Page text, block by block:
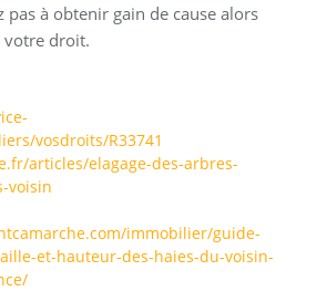
pas à obtenir gain de cause alors
votre droit.
vosdroits/R33741
articles/elagage-des-arbres-
voisin
immobilier/guide-
et-hauteur-des-haies-du-voisin-